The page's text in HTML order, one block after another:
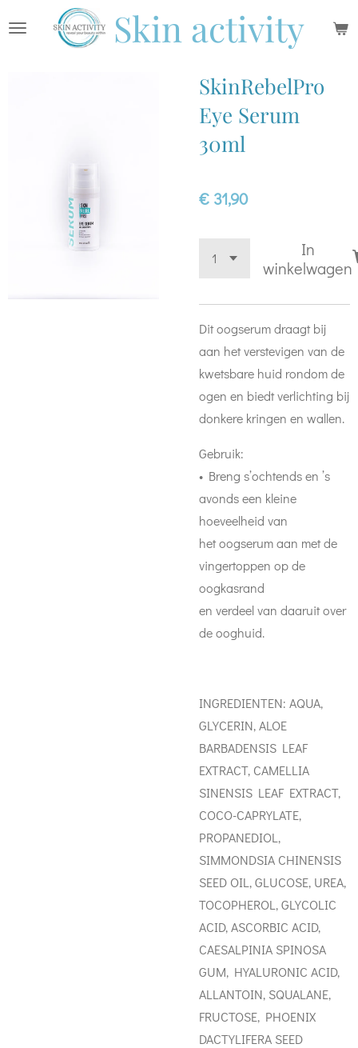
Skin activity
SkinRebelPro
Eye Serum
30ml
€ 31,90
In
winkelwagen
Dit oogserum draagt bij
aan het verstevigen van de
kwetsbare huid rondom de
ogen en biedt verlichting bij
donkere kringen en wallen.
Gebruik:
• Breng s’ochtends en ’s
avonds een kleine
hoeveelheid van
het oogserum aan met de
vingertoppen op de
oogkasrand
en verdeel van daaruit over
de ooghuid.
INGREDIENTEN: AQUA,
GLYCERIN, ALOE
BARBADENSIS LEAF
EXTRACT, CAMELLIA
SINENSIS LEAF EXTRACT,
COCO-CAPRYLATE,
PROPANEDIOL,
SIMMONDSIA CHINENSIS
SEED OIL, GLUCOSE, UREA,
TOCOPHEROL, GLYCOLIC
ACID, ASCORBIC ACID,
CAESALPINIA SPINOSA
GUM, HYALURONIC ACID,
ALLANTOIN, SQUALANE,
FRUCTOSE, PHOENIX
DACTYLIFERA SEED